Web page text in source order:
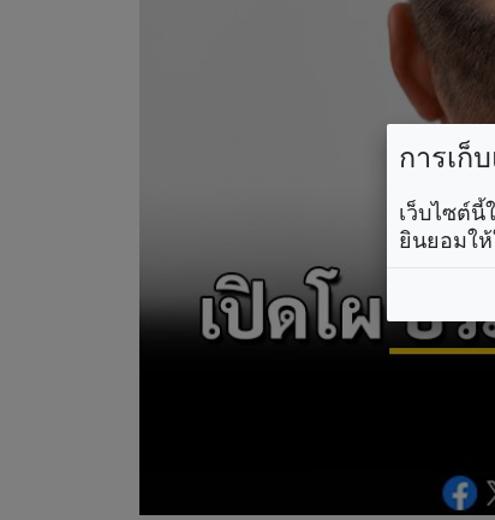
การเก็
เว็บไซต์นี้
ยินยอมใ